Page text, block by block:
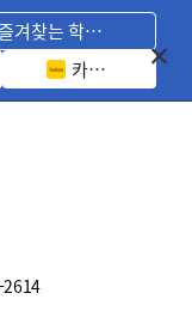
겨찾는 학교 모아보기
카카오톡 공유